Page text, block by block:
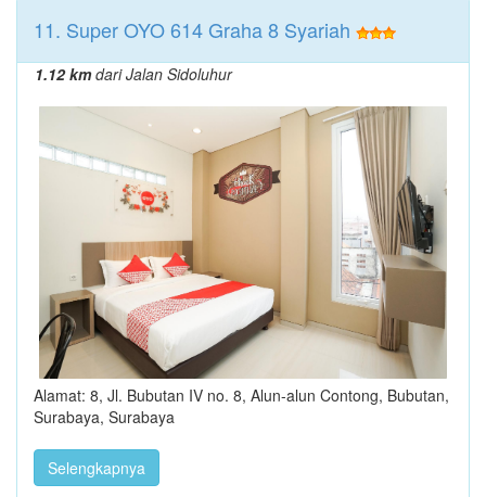
11. Super OYO 614 Graha 8 Syariah
1.12 kmdari Jalan Sidoluhur
Alamat: 8, Jl. Bubutan IV no. 8, Alun-alun Contong, Bubutan,
Surabaya, Surabaya
Selengkapnya